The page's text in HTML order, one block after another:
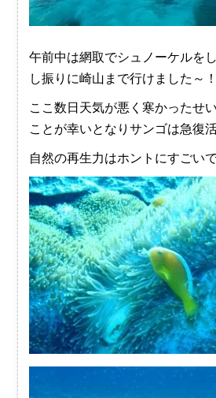
午前中は網取でシュノーケルを
し振りに崎山まで行けました～！
ここ数日天気が悪く寒かったせ
ことが幸いとなりサンゴは急復活
自然の再生力はホントにすごい